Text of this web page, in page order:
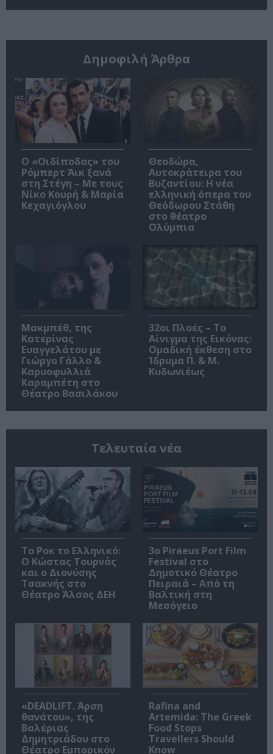
Δημοφιλή Άρθρα
O «Οιδίποδας» του
Ρόμπερτ Άικ ξανά
στη Στέγη – Με τους
Νίκο Κουρή & Μαρία
Κεχαγιόγλου
Θεοδώρα,
Αυτοκράτειρα του
Βυζαντίου: Η νέα
ελληνική όπερα του
Θεόδωρου Στάθη
στο θέατρο
Ολύμπια
Μακμπέθ, της
Κατερίνας
Ευαγγελάτου με
Γιώργο Γάλλο &
Καρυοφυλλιά
Καραμπέτη στο
Θέατρο Βασιλάκου
32οι Πλοές – Το
Αίνιγμα της Εικόνας:
Ομαδική έκθεση στο
Ίδρυμα Π. & Μ.
Κυδωνιέως
Τελευταία νέα
Το Ροκ το Ελληνικό:
Ο Κώστας Τουρνάς
και ο Διονύσης
Τσακνής στο
Θέατρο Άλσος ΔΕΗ
3o Piraeus Port Film
Festival στο
Δημοτικό Θέατρο
Πειραιά – Από τη
Βαλτική στη
Μεσόγειο
«DEADLIFT. Άρση
θανάτου», της
Βαλέριας
Δημητριάδου στο
Θέατρο Εμπορικόν
Rafina and
Artemida: The Greek
Food Stops
Travellers Should
Know